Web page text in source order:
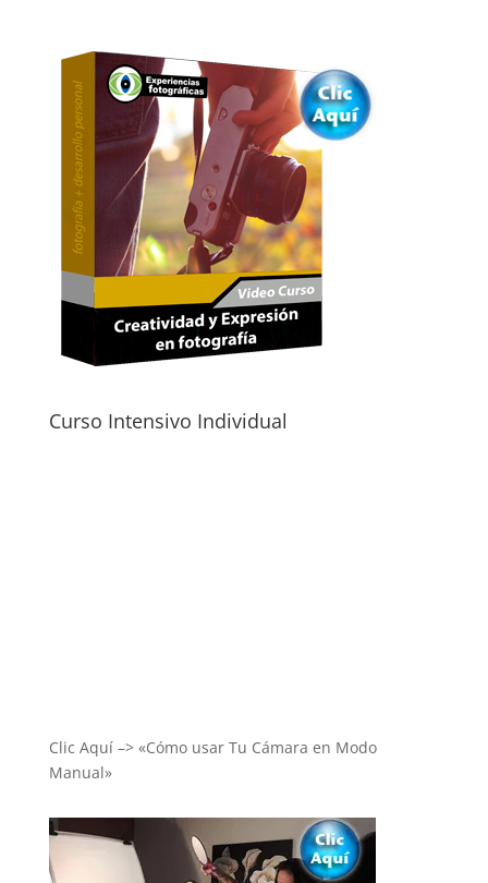
Curso Intensivo Individual
Clic Aquí –> «Cómo usar Tu Cámara en Modo
Manual»